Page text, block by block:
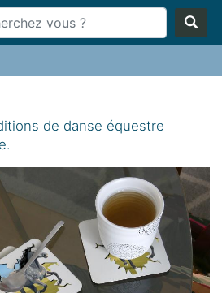
de danse équestre